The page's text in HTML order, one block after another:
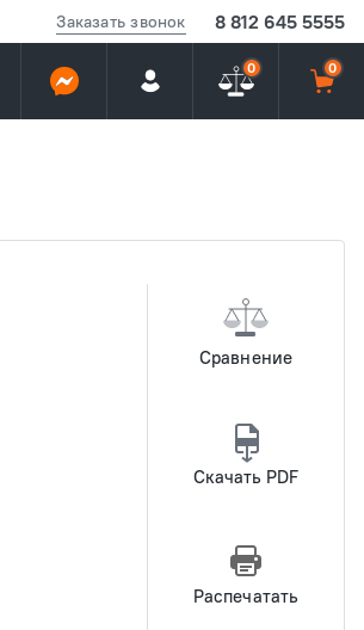
Заказать звонок 8 812 645 5555
0 0
Сравнение
Скачать PDF
Распечатать